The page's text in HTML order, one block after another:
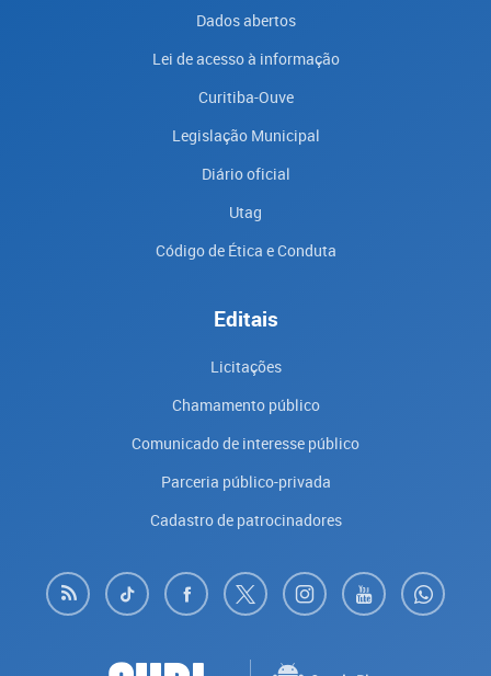
Dados abertos
Lei de acesso à informação
Curitiba-Ouve
Legislação Municipal
Diário oficial
Utag
Código de Ética e Conduta
Editais
Licitações
Chamamento público
Comunicado de interesse público
Parceria público-privada
Cadastro de patrocinadores